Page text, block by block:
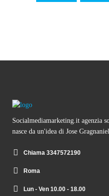
Socialmediamarketing.it agenzia
nasce da un'idea di Jose
Chiama 3347572190
Roma
Lun - Ven 10.00 - 18.00